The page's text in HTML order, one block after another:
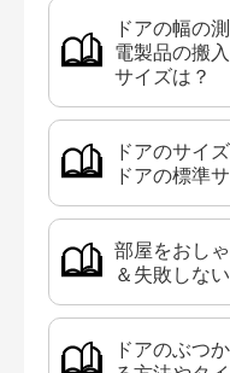
ドアの幅の
電製品の搬
サイズは？
ドアのサイ
ドアの標準
部屋をおし
＆失敗しな
ドアのぶつ